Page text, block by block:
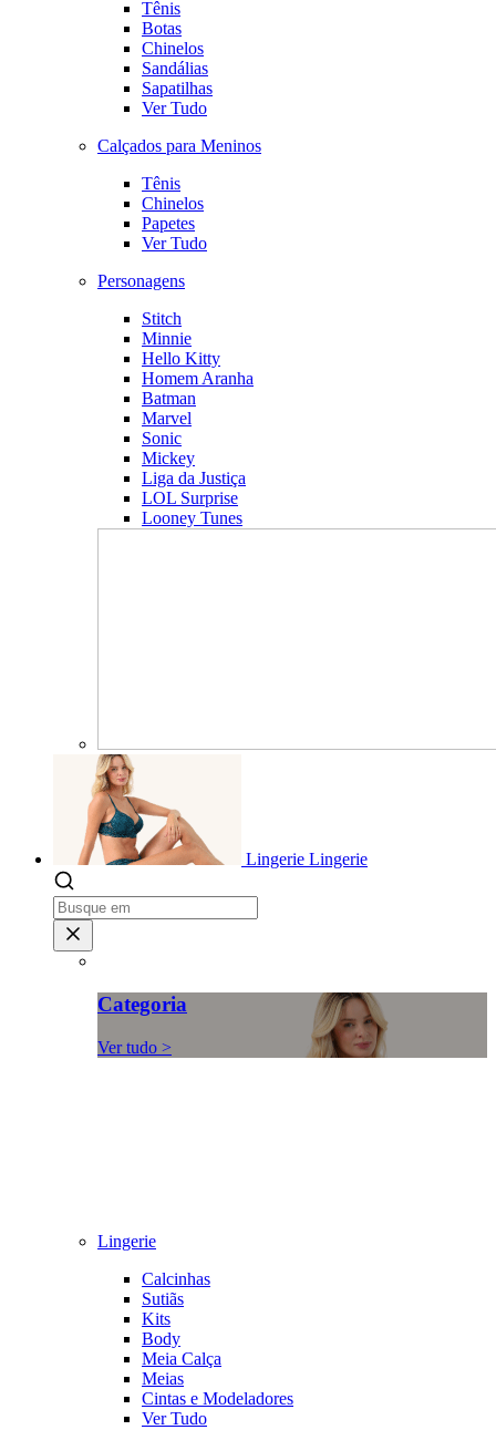
Tênis
Botas
Chinelos
Sandálias
Sapatilhas
Ver Tudo
Calçados para Meninos
Tênis
Chinelos
Papetes
Ver Tudo
Personagens
Stitch
Minnie
Hello Kitty
Homem Aranha
Batman
Marvel
Sonic
Mickey
Liga da Justiça
LOL Surprise
Looney Tunes
Lingerie Lingerie
Categoria
Ver tudo >
Lingerie
Calcinhas
Sutiãs
Kits
Body
Meia Calça
Meias
Cintas e Modeladores
Ver Tudo